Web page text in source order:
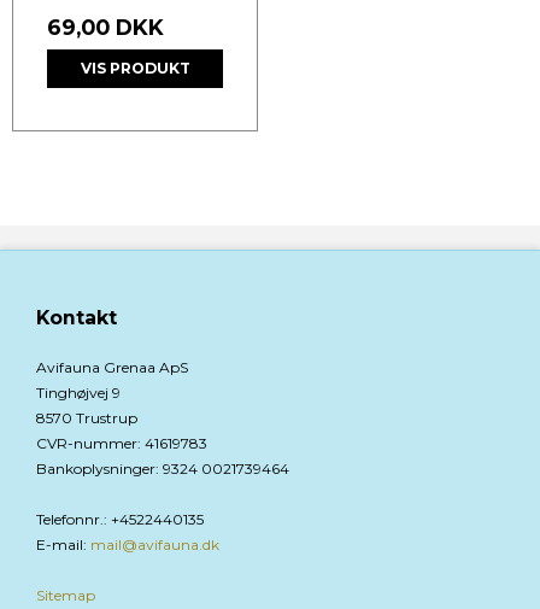
69,00 DKK
VIS PRODUKT
Kontakt
Avifauna Grenaa ApS
Tinghøjvej 9
8570 Trustrup
CVR-nummer: 41619783
Bankoplysninger: 9324 0021739464
Telefonnr.: +4522440135
E-mail: mail@avifauna.dk
Sitemap